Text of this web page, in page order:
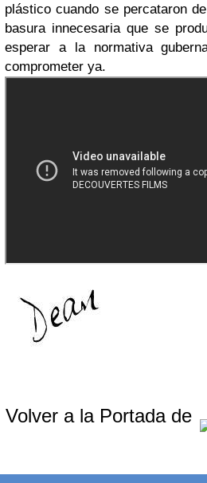
plástico cuando se percataron
basura innecesaria que se
esperar a la normativa
comprometer ya.
Volver a la Portada de